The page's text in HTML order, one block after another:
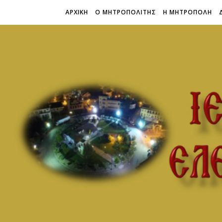
ΑΡΧΙΚΗ Ο ΜΗΤΡΟΠΟΛΙΤΗΣ Η ΜΗΤΡΟΠΟΛΗ